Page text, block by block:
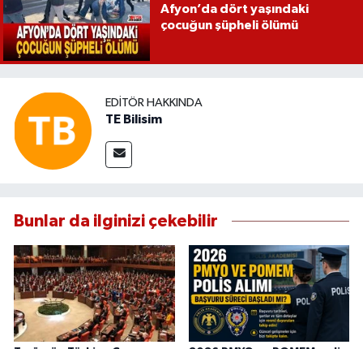
Afyon’da dört yaşındaki
çocuğun şüpheli ölümü
EDITÖR HAKKINDA
TE Bilisim
Bunlar da ilginizi çekebilir